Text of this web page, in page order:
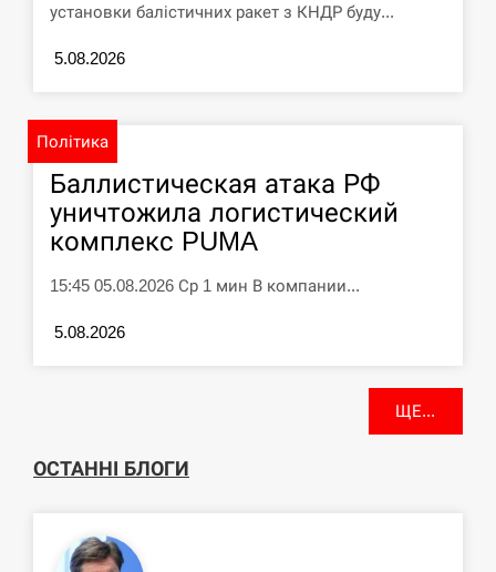
установки балістичних ракет з КНДР буду...
5.08.2026
Політика
Баллистическая атака РФ
уничтожила логистический
комплекс PUMA
15:45 05.08.2026 Ср 1 мин В компании...
5.08.2026
ЩЕ...
ОСТАННІ БЛОГИ